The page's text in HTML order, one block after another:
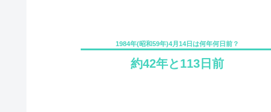
1984年(昭和59年)4月14日は何年何日前？
約42年と113日前